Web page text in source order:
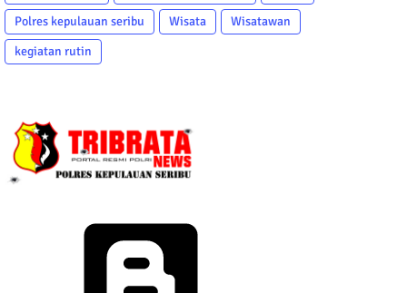
Polres kepulauan seribu
Wisata
Wisatawan
kegiatan rutin